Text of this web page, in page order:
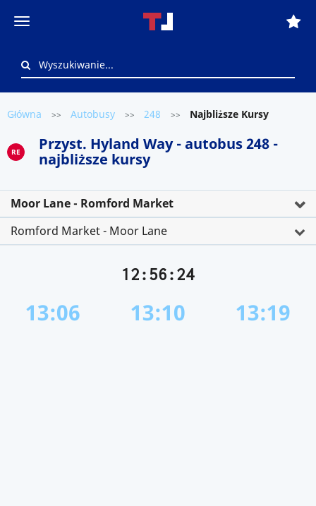
Główna >> Autobusy >> 248 >> Najbliższe Kursy
RE
Przyst. Hyland Way - autobus 248 -
najbliższe kursy
Moor Lane - Romford Market
Romford Market - Moor Lane
12:56:24
13:06 13:10 13:19